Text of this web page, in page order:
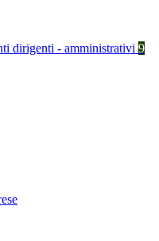
dirigenti - amministrativi 9